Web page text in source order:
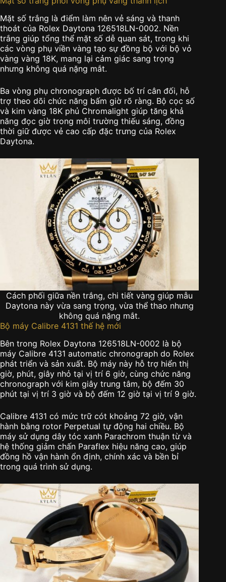
Mặt số trắng là điểm làm nên vẻ sáng và thanh
thoát của Rolex Daytona 126518LN-0002. Nền
trắng giúp tổng thể mặt số dễ quan sát, trong khi
các vòng phụ viền vàng tạo sự đồng bộ với bộ vỏ
vàng vàng 18K, mang lại cảm giác sang trọng
nhưng không quá nặng mắt.
Ba vòng phụ chronograph được bố trí cân đối, hỗ
trợ theo dõi chức năng bấm giờ rõ ràng. Bộ cọc số
và kim vàng 18K phủ Chromalight giúp tăng khả
năng đọc giờ trong môi trường thiếu sáng, đồng
thời giữ được vẻ cao cấp đặc trưng của Rolex
Daytona.
Cách phối giữa nền trắng, chi tiết vàng giúp mẫu
Daytona này vừa sang trọng, vừa thể thao nhưng
không quá nặng mắt.
Bộ máy Calibre 4131 thế hệ mới
Bên trong Rolex Daytona 126518LN-0002 là bộ
máy Calibre 4131 automatic chronograph do Rolex
phát triển và sản xuất. Bộ máy này hỗ trợ hiển thị
giờ, phút, giây nhỏ tại vị trí 6 giờ, cùng chức năng
chronograph với kim giây trung tâm, bộ đếm 30
phút tại vị trí 3 giờ và bộ đếm 12 giờ tại vị trí 9 giờ.
Calibre 4131 có mức trữ cót khoảng 72 giờ, vận
hành bằng rotor Perpetual tự động hai chiều. Bộ
máy sử dụng dây tóc xanh Parachrom thuận từ và
hệ thống giảm chấn Paraflex hiệu năng cao, giúp
đồng hồ vận hành ổn định, chính xác và bền bỉ
trong quá trình sử dụng.